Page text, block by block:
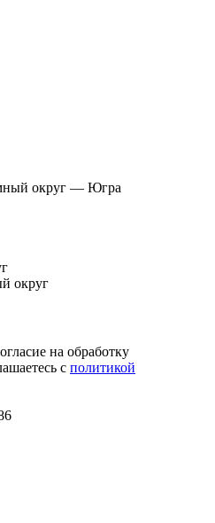
округ — Югра
округ
на обработку
с политикой